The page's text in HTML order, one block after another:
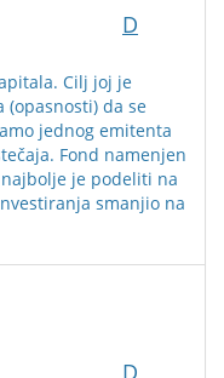
D
Cilj joj je
(opasnosti) da se
jednog emitenta
Fond namenjen
je podeliti na
smanjio na
D